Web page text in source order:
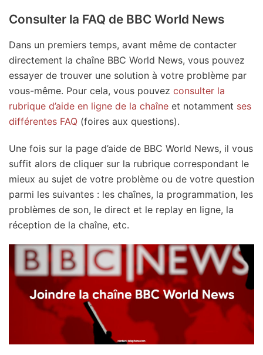
Consulter la FAQ de BBC World News
Dans un premiers temps, avant même de contacter
directement la chaîne BBC World News, vous pouvez
essayer de trouver une solution à votre problème par
vous-même. Pour cela, vous pouvez consulter la
rubrique d’aide en ligne de la chaîne et notamment ses
différentes FAQ (foires aux questions).
Une fois sur la page d’aide de BBC World News, il vous
suffit alors de cliquer sur la rubrique correspondant le
mieux au sujet de votre problème ou de votre question
parmi les suivantes : les chaînes, la programmation, les
problèmes de son, le direct et le replay en ligne, la
réception de la chaîne, etc.